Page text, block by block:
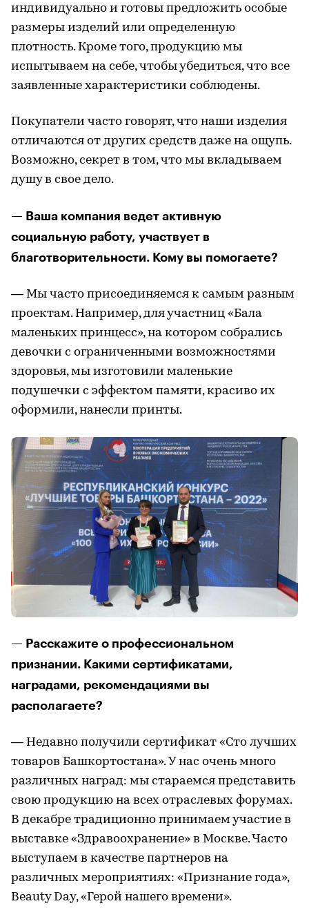
индивидуально и готовы предложить особые
размеры изделий или определенную
плотность. Кроме того, продукцию мы
испытываем на себе, чтобы убедиться, что все
заявленные характеристики соблюдены.
Покупатели часто говорят, что наши изделия
отличаются от других средств даже на ощупь.
Возможно, секрет в том, что мы вкладываем
душу в свое дело.
— Ваша компания ведет активную
социальную работу, участвует в
благотворительности. Кому вы помогаете?
— Мы часто присоединяемся к самым разным
проектам. Например, для участниц «Бала
маленьких принцесс», на котором собрались
девочки с ограниченными возможностями
здоровья, мы изготовили маленькие
подушечки с эффектом памяти, красиво их
оформили, нанесли принты.
— Расскажите о профессиональном
признании. Какими сертификатами,
наградами, рекомендациями вы
располагаете?
— Недавно получили сертификат «Сто лучших
товаров Башкортостана». У нас очень много
различных наград: мы стараемся представить
свою продукцию на всех отраслевых форумах.
В декабре традиционно принимаем участие в
выставке «Здравоохранение» в Москве. Часто
выступаем в качестве партнеров на
различных мероприятиях: «Признание года»,
Beauty Day, «Герой нашего времени».